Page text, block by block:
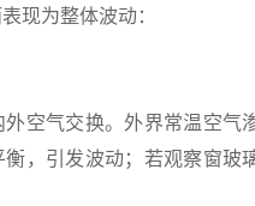
现为整体波动：
空气交换。外界常温空气
，引发波动；若观察窗玻